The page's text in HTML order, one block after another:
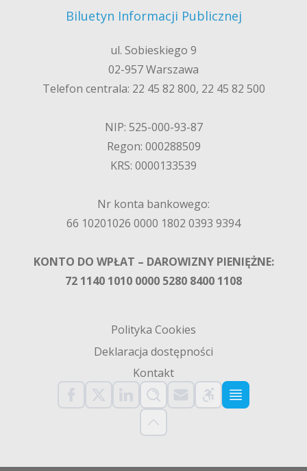
Biluetyn Informacji Publicznej
ul. Sobieskiego 9
02-957 Warszawa
Telefon centrala: 22 45 82 800, 22 45 82 500
NIP: 525-000-93-87
Regon: 000288509
KRS: 0000133539
Nr konta bankowego:
66 10201026 0000 1802 0393 9394
KONTO DO WPŁAT – DAROWIZNY PIENIĘŻNE:
72 1140 1010 0000 5280 8400 1108
Polityka Cookies
Deklaracja dostępności
Kontakt